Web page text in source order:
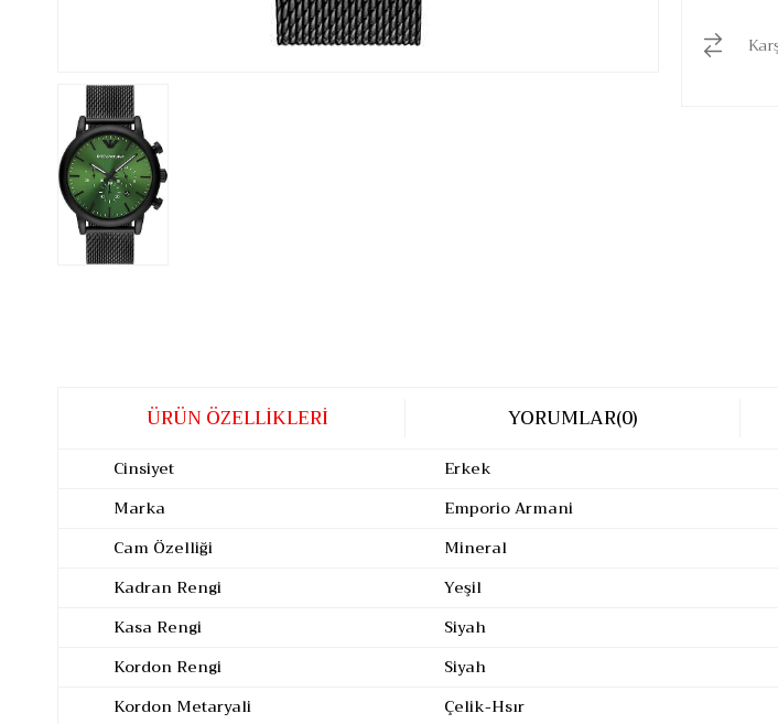
ÜRÜN ÖZELLIKLERI YORUMLAR(0)
Cinsiyet
Erkek
Marka
Emporio Armani
Cam Özelliği
Mineral
Kadran Rengi
Yeşil
Kasa Rengi
Siyah
Kordon Rengi
Siyah
Kordon Metaryali
Çelik-Hsır